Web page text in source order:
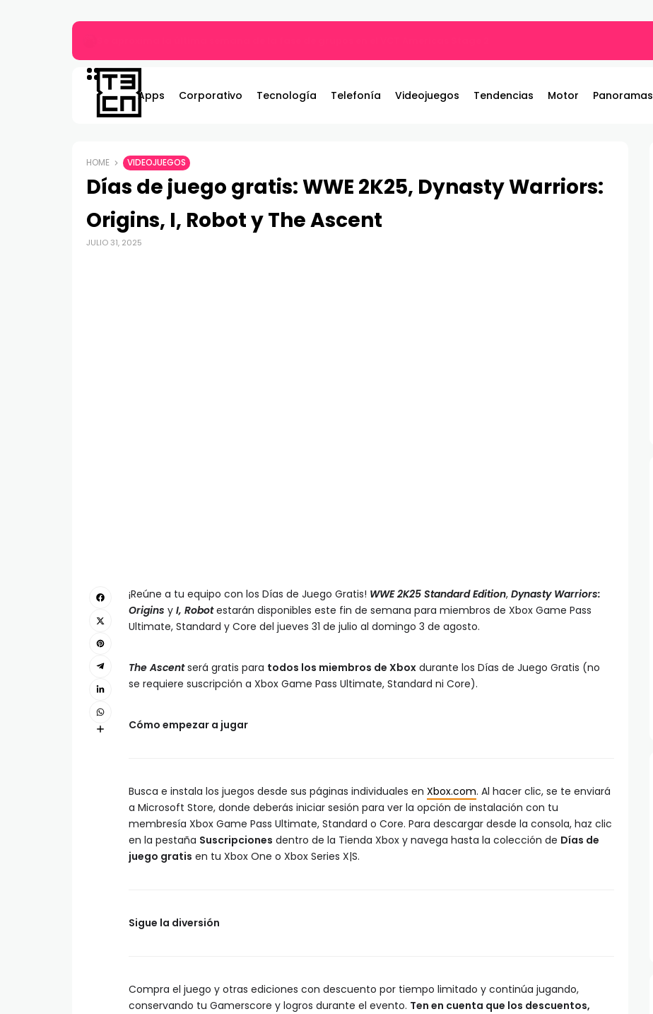
Apps Corporativo Tecnología Telefonía Videojuegos Tendencias Motor Panoramas
HOME VIDEOJUEGOS
Días de juego gratis: WWE 2K25, Dynasty Warriors:
Origins, I, Robot y The Ascent
JULIO 31, 2025
¡Reúne a tu equipo con los Días de Juego Gratis! WWE 2K25 Standard Edition, Dynasty Warriors:
Origins y I, Robotestarán disponibles este fin de semana para miembros de Xbox Game Pass
Ultimate, Standard y Core del jueves 31 de julio al domingo 3 de agosto.
The Ascentserá gratis para todos los miembros de Xbox durante los Días de Juego Gratis (no
se requiere suscripción a Xbox Game Pass Ultimate, Standard ni Core).
Cómo empezar a jugar
Busca e instala los juegos desde sus páginas individuales en Xbox.com. Al hacer clic, se te enviará
a Microsoft Store, donde deberás iniciar sesión para ver la opción de instalación con tu
membresía Xbox Game Pass Ultimate, Standard o Core. Para descargar desde la consola, haz clic
en la pestaña Suscripciones dentro de la Tienda Xbox y navega hasta la colección de Días de
juego gratis en tu Xbox One o Xbox Series X|S.
Sigue la diversión
Compra el juego y otras ediciones con descuento por tiempo limitado y continúa jugando,
conservando tu Gamerscore y logros durante el evento. Ten en cuenta que los descuentos,